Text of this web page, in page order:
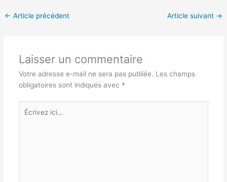
← Article précédent Article suivant →
Laisser un commentaire
Votre adresse e-mail ne sera pas publiée. Les champs
obligatoires sont indiqués avec *
Écrivez
ici…